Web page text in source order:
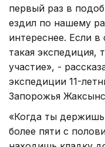
первый раз в
ездил по нашему
интереснее. Если
такая экспедиция,
участие», -
экспедиции 11-
Запорожья
«Когда ты
более пяти с